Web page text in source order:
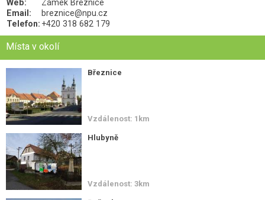
Web:
Zámek Březnice
Email:
breznice@npu.cz
Telefon: +420 318 682 179
Místa v okolí
Březnice
Vzdálenost: 1km
Hlubyně
Vzdálenost: 3km